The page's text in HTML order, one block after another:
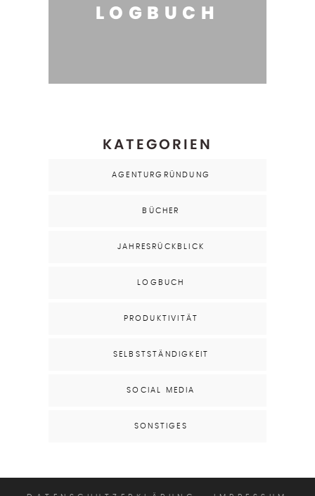
LOGBUCH
KATEGORIEN
AGENTURGRÜNDUNG
BÜCHER
JAHRESRÜCKBLICK
LOGBUCH
PRODUKTIVITÄT
SELBSTSTÄNDIGKEIT
SOCIAL MEDIA
SONSTIGES